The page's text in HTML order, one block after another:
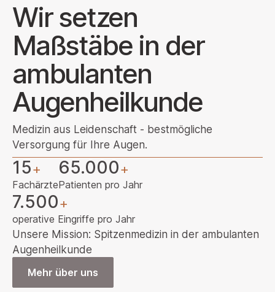
Wir setzen
Maßstäbe in der
ambulanten
Augenheilkunde
Medizin aus Leidenschaft - bestmögliche
Versorgung für Ihre Augen.
15+
Fachärzte
65.000+
Patienten pro Jahr
7.500+
operative Eingriffe pro Jahr
Unsere Mission: Spitzenmedizin in der ambulanten
Augenheilkunde
Mehr über uns